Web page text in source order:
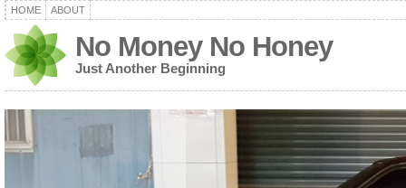
HOME ABOUT
No Money No Honey
Just Another Beginning